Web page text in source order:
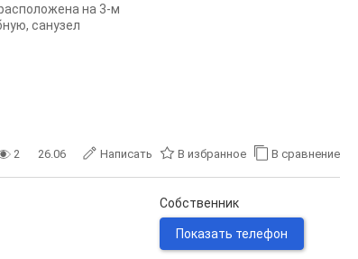
на 3-м
санузел
2 26.06 Написать В избранное В сравнение
Собственник
Показать телефон